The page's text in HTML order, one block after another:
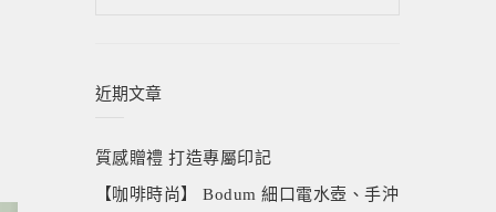
字:
近期文章
質感贈禮 打造專屬印記
【咖啡時尚】 Bodum 細口電水壺、手沖